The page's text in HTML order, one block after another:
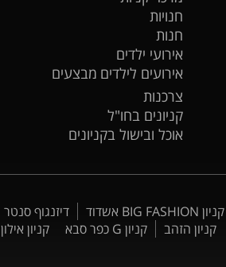
חנויות
חנות
אירועי ילדים
אירועים לילדים מבצעים
צרכנות
קניונים בחו"ל
אוכל ובישול בקניונים
קניון BIG FASHION אשדוד
דיזנגוף סנטר
קניון הזהב
קניון G כפר סבא קניון אילון